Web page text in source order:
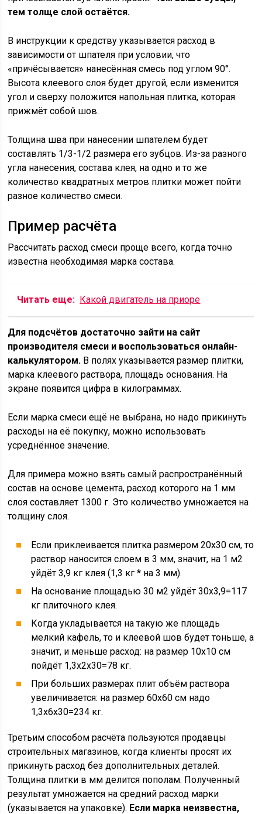
тем толще слой остаётся.
В инструкции к средству указывается расход в
зависимости от шпателя при условии, что
«причёсывается» нанесённая смесь под углом 90°.
Высота клеевого слоя будет другой, если изменится
угол и сверху положится напольная плитка, которая
прижмёт собой шов.
Толщина шва при нанесении шпателем будет
составлять 1/3-1/2 размера его зубцов. Из-за разного
угла нанесения, состава клея, на одно и то же
количество квадратных метров плитки может пойти
разное количество смеси.
Пример расчёта
Рассчитать расход смеси проще всего, когда точно
известна необходимая марка состава.
Читать еще: Какой двигатель на приоре
Для подсчётов достаточно зайти на сайт
производителя смеси и воспользоваться онлайн-
калькулятором. В полях указывается размер плитки,
марка клеевого раствора, площадь основания. На
экране появится цифра в килограммах.
Если марка смеси ещё не выбрана, но надо прикинуть
расходы на её покупку, можно использовать
усреднённое значение.
Для примера можно взять самый распространённый
состав на основе цемента, расход которого на 1 мм
слоя составляет 1300 г. Это количество умножается на
толщину слоя.
Если приклеивается плитка размером 20х30 см, то
раствор наносится слоем в 3 мм, значит, на 1 м2
уйдёт 3,9 кг клея (1,3 кг * на 3 мм).
На основание площадью 30 м2 уйдёт 30х3,9=117
кг плиточного клея.
Когда укладывается на такую же площадь
мелкий кафель, то и клеевой шов будет тоньше, а
значит, и меньше расход: на размер 10х10 см
пойдёт 1,3х2х30=78 кг.
При больших размерах плит объём раствора
увеличивается: на размер 60х60 см надо
1,3х6х30=234 кг.
Третьим способом расчёта пользуются продавцы
строительных магазинов, когда клиенты просят их
прикинуть расход без дополнительных деталей.
Толщина плитки в мм делится пополам. Полученный
результат умножается на средний расход марки
(указывается на упаковке). Если марка неизвестна,